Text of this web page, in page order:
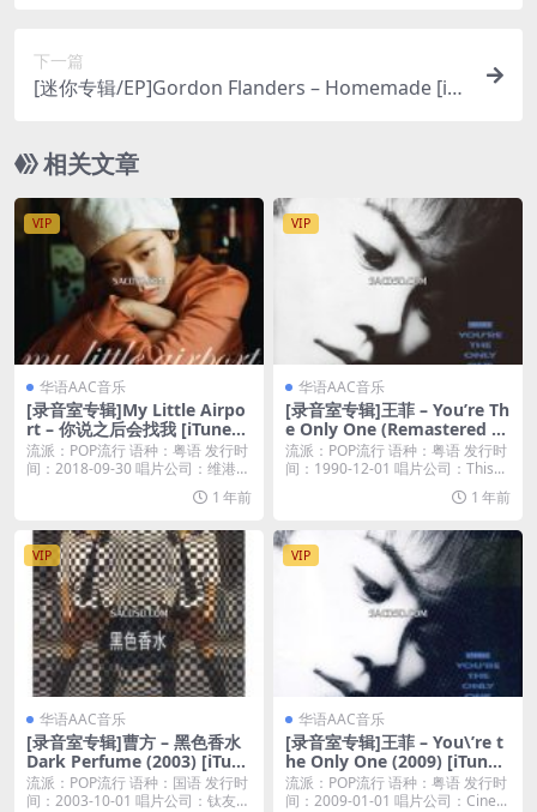
下一篇
[迷你专辑/EP]Gordon Flanders – Homemade [iT
相关文章
VIP
华语AAC音乐
[录音室专辑]My Little Airpo
rt – 你说之后会找我 [iTunes
Plus M4A]
流派：POP流行 语种：粤语 发行时
间：2018-09-30 唱片公司：维港唱
1 年前
VIP
华语AAC音乐
[录音室专辑]王菲 – You’re Th
e Only One (Remastered 20
19) (1990) [iTunes Plus M4
A]
流派：POP流行 语种：粤语 发行时
间：1990-12-01 唱片公司：This...
1 年前
VIP
华语AAC音乐
[录音室专辑]曹方 – 黑色香水
Dark Perfume (2003) [iTune
s Plus M4A]
流派：POP流行 语种：国语 发行时
间：2003-10-01 唱片公司：钛友文
VIP
华语AAC音乐
[录音室专辑]王菲 – You\’re t
he Only One (2009) [iTunes
Plus M4A]
流派：POP流行 语种：粤语 发行时
间：2009-01-01 唱片公司：Cine...